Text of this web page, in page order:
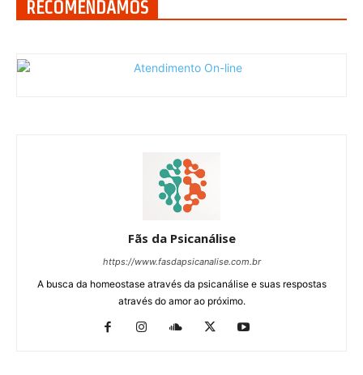
RECOMENDAMOS
Fãs da Psicanálise
https://www.fasdapsicanalise.com.br
A busca da homeostase através da psicanálise e suas respostas
através do amor ao próximo.